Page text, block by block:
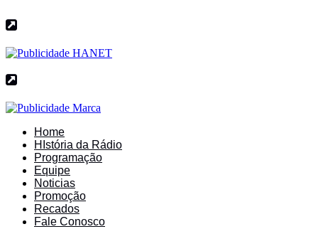
Home
HIstória da Rádio
Programação
Equipe
Noticias
Promoção
Recados
Fale Conosco